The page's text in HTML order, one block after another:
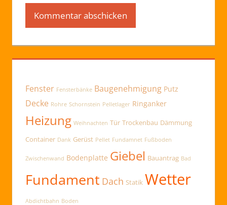
Fenster Fensterbänke Baugenehmigung Putz
Decke Rohre Schornstein Pelletlager Ringanker
Heizung Weihnachten Tür Trockenbau Dämmung
Container Dank Gerüst Pellet Fundamnet Fußboden
Zwischenwand Bodenplatte Giebel Bauantrag Bad
Fundament Dach Statik Wetter
Abdichtbahn Boden